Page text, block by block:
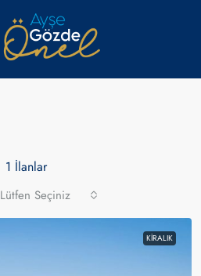
1 İlanlar
Lütfen Seçiniz
KIRALIK